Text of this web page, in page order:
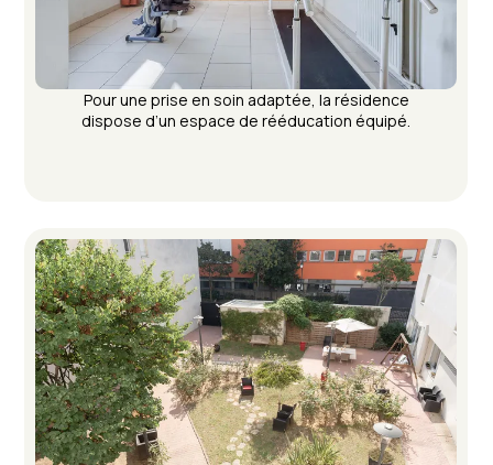
Pour une prise en soin adaptée, la résidence
dispose d’un espace de rééducation équipé.